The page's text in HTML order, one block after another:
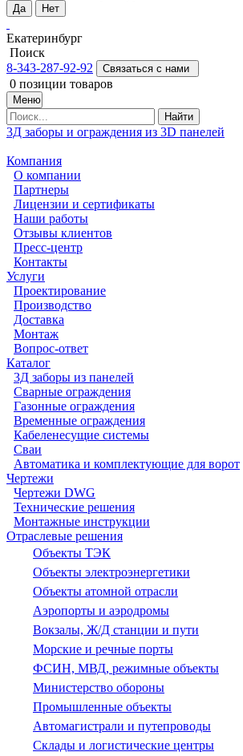
Да Нет
Екатеринбург
Поиск
8-343-287-92-92
Связаться с нами
0 позиции товаров
Меню
Найти
3Д заборы и ограждения из 3D панелей
Компания
О компании
Партнеры
Лицензии и сертификаты
Наши работы
Отзывы клиентов
Пресс-центр
Контакты
Услуги
Проектирование
Производство
Доставка
Монтаж
Вопрос-ответ
Каталог
3Д заборы из панелей
Сварные ограждения
Газонные ограждения
Временные ограждения
Кабеленесущие системы
Cваи
Автоматика и комплектующие для ворот
Чертежи
Чертежи DWG
Технические решения
Монтажные инструкции
Отраслевые решения
Объекты ТЭК
Объекты электроэнергетики
Объекты атомной отрасли
Аэропорты и аэродромы
Вокзалы, Ж/Д станции и пути
Морские и речные порты
ФСИН, МВД, режимные объекты
Министерство обороны
Промышленные объекты
Автомагистрали и путепроводы
Склады и логистические центры